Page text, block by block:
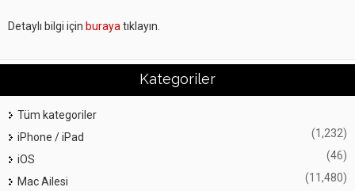
Detaylı bilgi için buraya tıklayın.
Kategoriler
Tüm kategoriler
iPhone / iPad
(1,232)
iOS (46)
Mac Ailesi (11,480)